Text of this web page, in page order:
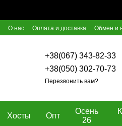
О нас Оплата и доставка Обмен и
+38(067) 343-82-33
+38(050) 302-70-73
Перезвонить вам?
Хосты Опт
Осень
26